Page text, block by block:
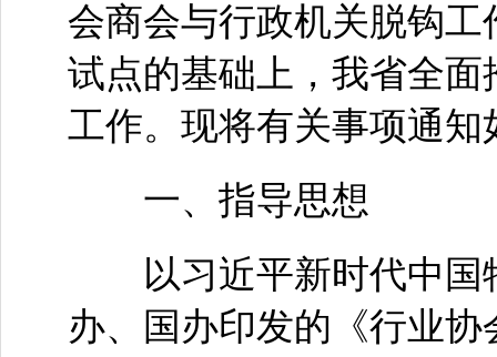
会商会与行政机关脱钩
试点的基础上，我省全
工作。现将有关事项通知
一、指导思想
以习近平新时代中国
办、国办印发的《行业